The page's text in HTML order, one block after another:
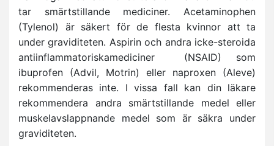
tar smärtstillande mediciner. Acetaminophen
(Tylenol) är säkert för de flesta kvinnor att ta
under graviditeten. Aspirin och andra icke-steroida
antiinflammatoriskamediciner (NSAID) som
ibuprofen (Advil, Motrin) eller naproxen (Aleve)
rekommenderas inte. I vissa fall kan din läkare
rekommendera andra smärtstillande medel eller
muskelavslappnande medel som är säkra under
graviditeten.